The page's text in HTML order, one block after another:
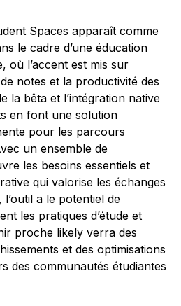
Spaces apparaît comme
le cadre d’une éducation
où l’accent est mis sur
notes et la productivité des
la bêta et l’intégration native
en font une solution
pour les parcours
un ensemble de
les besoins essentiels et
qui valorise les échanges
a le potentiel de
les pratiques d’étude et
proche likely verra des
et des optimisations
des communautés étudiantes